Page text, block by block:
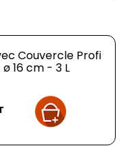
Couvercle Profi
ø 16 cm - 3 L